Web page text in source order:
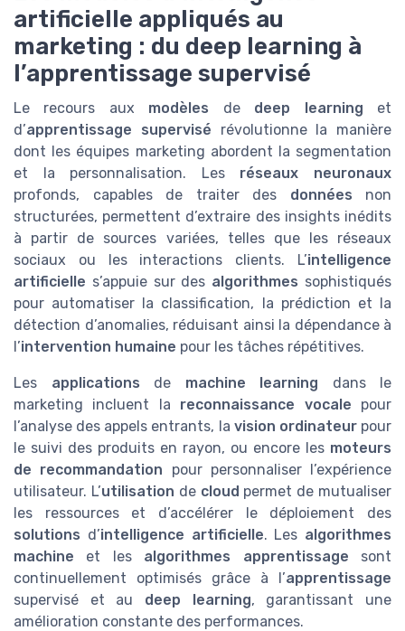
artificielle appliqués au
marketing : du deep learning à
l’apprentissage supervisé
Le recours aux modèles de deep learning et
d’apprentissage supervisé révolutionne la manière
dont les équipes marketing abordent la segmentation
et la personnalisation. Les réseaux neuronaux
profonds, capables de traiter des données non
structurées, permettent d’extraire des insights inédits
à partir de sources variées, telles que les réseaux
sociaux ou les interactions clients. L’intelligence
artificielle s’appuie sur des algorithmes sophistiqués
pour automatiser la classification, la prédiction et la
détection d’anomalies, réduisant ainsi la dépendance à
l’intervention humaine pour les tâches répétitives.
Les applications de machine learning dans le
marketing incluent la reconnaissance vocale pour
l’analyse des appels entrants, la vision ordinateurpour
le suivi des produits en rayon, ou encore les moteurs
de recommandation pour personnaliser l’expérience
utilisateur. L’utilisation de cloud permet de mutualiser
les ressources et d’accélérer le déploiement des
solutions d’intelligence artificielle. Les algorithmes
machine et les algorithmes apprentissage sont
continuellement optimisés grâce à l’apprentissage
supervisé et au deep learning, garantissant une
amélioration constante des performances.